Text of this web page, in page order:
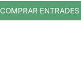
COMPRAR ENTRADES